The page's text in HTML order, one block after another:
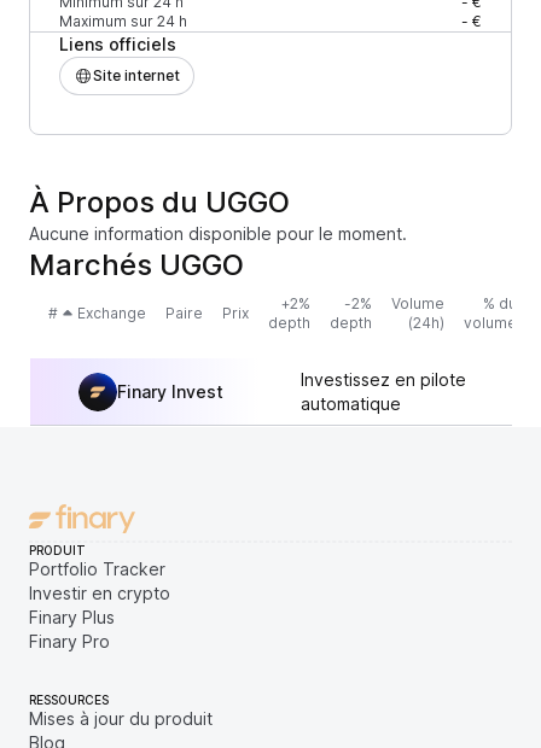
Maximum sur 24 h
- €
Liens officiels
Site internet
À Propos du UGGO
Aucune information disponible pour le moment.
Marchés UGGO
# Exchange Paire Prix
+2%
depth
-2%
depth
Volume
(24h)
% du
volume
Finary Invest
Investissez en pilote
automatique
PRODUIT
Portfolio Tracker
Investir en crypto
Finary Plus
Finary Pro
RESSOURCES
Mises à jour du produit
Blog